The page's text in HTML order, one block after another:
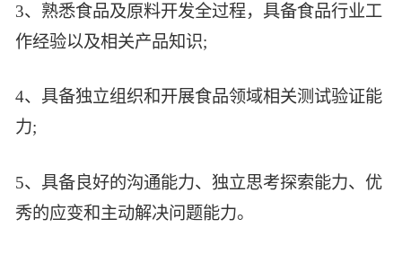
3、熟悉食品及原料开发全过程，具备食品行业工
作经验以及相关产品知识;
4、具备独立组织和开展食品领域相关测试验证能
力;
5、具备良好的沟通能力、独立思考探索能力、优
秀的应变和主动解决问题能力。